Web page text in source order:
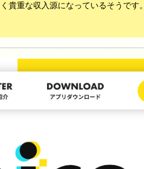
貴重な収入源になっているそうです。